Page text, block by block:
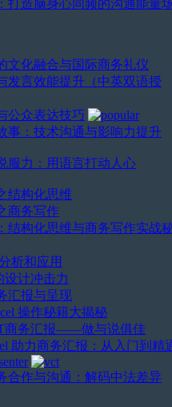
打造脑身心同频的沟通能量
文化融合与国际商务礼仪
发言效能提升（中英双语授
公众表达技巧
事：技术沟通与影响力提升
服力：用语言打动人心
结构化思维
商务写作
结构化思维与商务写作实战
析和应用
设计冲击力
汇报与呈现
操作秘籍大揭秘
商务汇报——做与说俱佳
助力商务汇报：从入门到精
合作与沟通：解码中法差异